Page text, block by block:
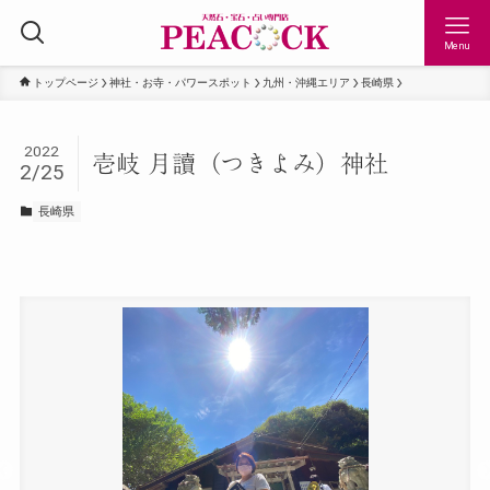
Menu
トップページ 神社・お寺・パワースポット 九州・沖縄エリア 長崎県
壱岐 月讀（つきよみ）神社
2022
2/25
長崎県